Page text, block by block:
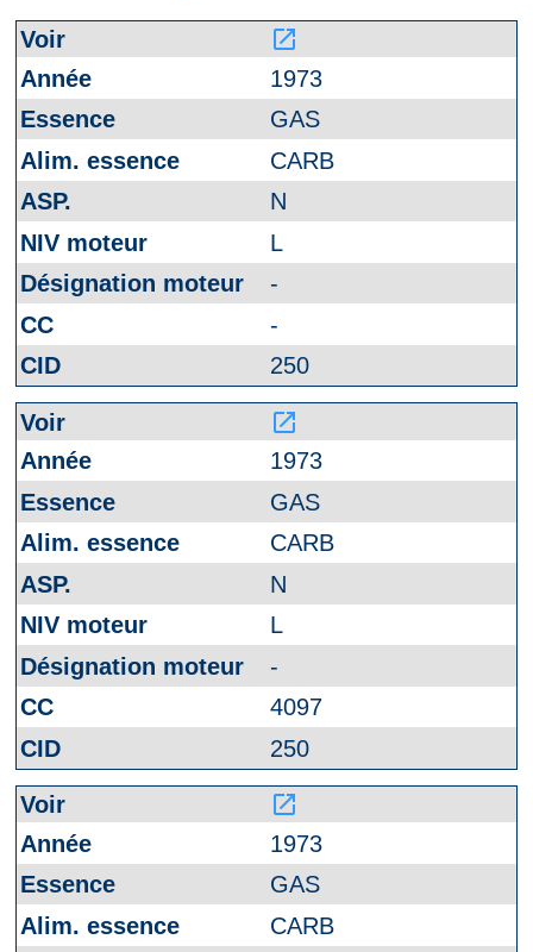
launch
1973
GAS
CARB
N
L
-
-
250
launch
1973
GAS
CARB
N
L
-
4097
250
launch
1973
GAS
CARB